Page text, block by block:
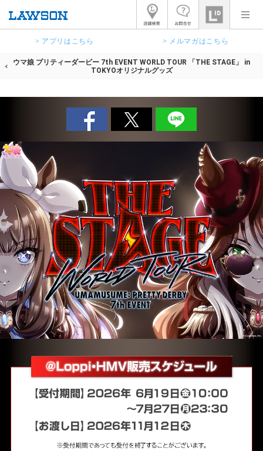
> アプリはこちら > メルマガはこちら
ウマ娘 プリティーダービー 7th EVENT WORLD TOUR 「THE STAGE」 in
TOKYOオリジナルグッズ